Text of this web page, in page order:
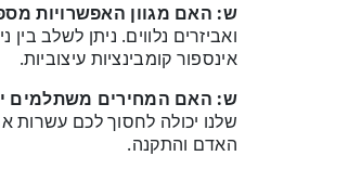
ש: האם מגוון האפשרויות
ואביזרים נלווים. ניתן לשלב
אינספור קומבינציות עיצוביות.
ש: האם המחירים משתלמים
שלנו יכולה לחסוך לכם עשרות
האדם והתקנה.